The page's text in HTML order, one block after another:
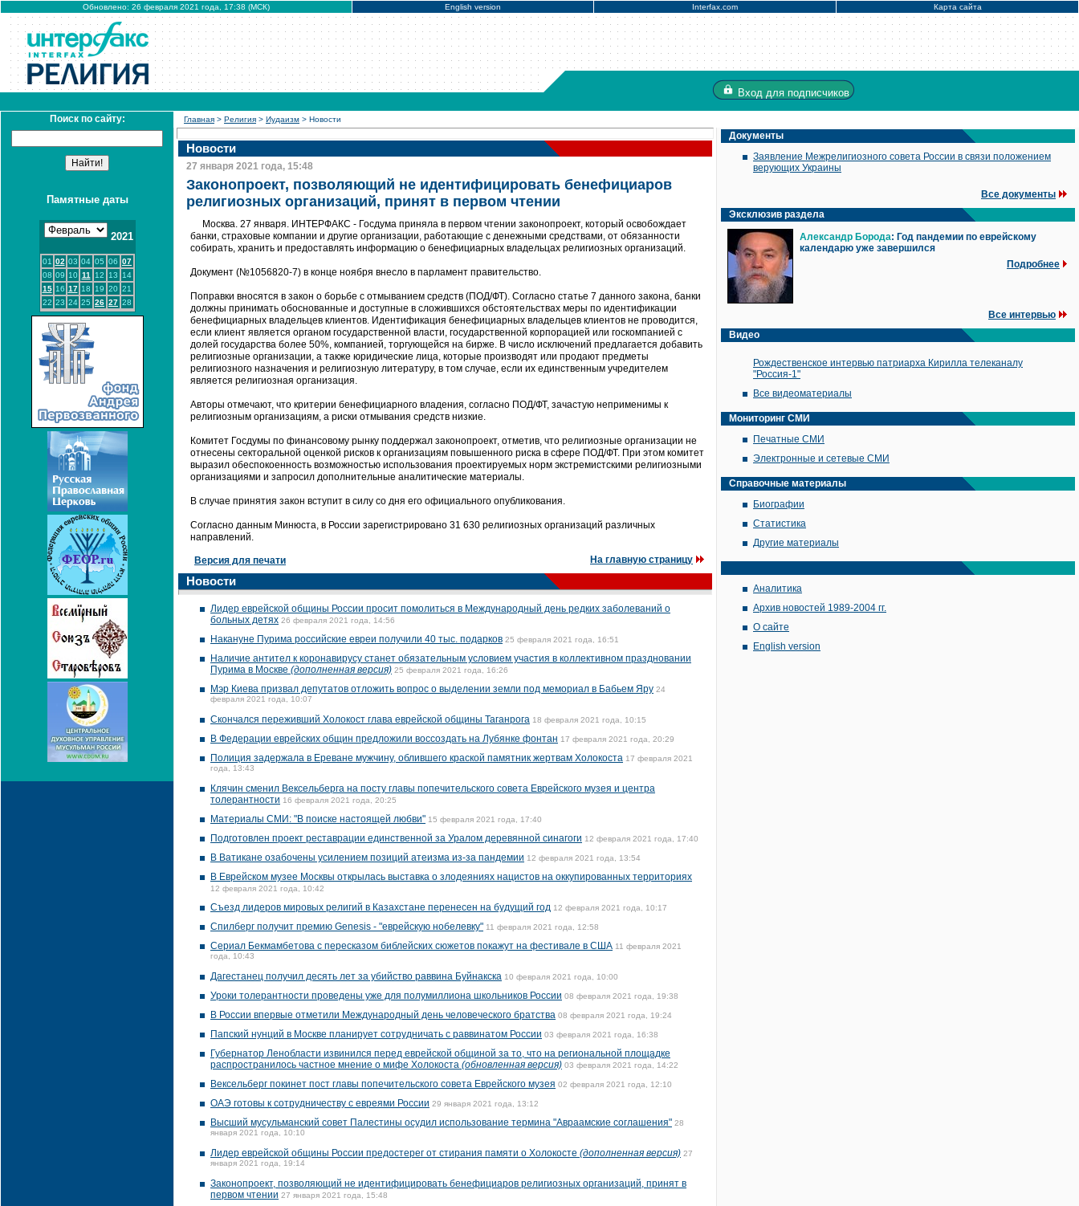
Обновлено: 26 февраля 2021 года, 17:38 (МСК) English version Interfax.com Карта сайта
Вход для подписчиков
Поиск по сайту:
Памятные даты
2021
01 02 03 04 05 06 07
08 09 10 11 12 13
14
15 16 17 18 19 20 21
22 23 24 25 26 27 28
Главная > Религия > Иудаизм > Новости
Новости
27 января 2021 года, 15:48
Законопроект, позволяющий не идентифицировать бенефициаров
религиозных организаций, принят в первом чтении
Москва. 27 января. ИНТЕРФАКС - Госдума приняла в первом чтении законопроект, который освобождает
банки, страховые компании и другие организации, работающие с денежными средствами, от обязанности
собирать, хранить и предоставлять информацию о бенефициарных владельцах религиозных организаций.
Документ (№1056820-7) в конце ноября внесло в парламент правительство.
Поправки вносятся в закон о борьбе с отмыванием средств (ПОД/ФТ). Согласно статье 7 данного закона, банки
должны принимать обоснованные и доступные в сложившихся обстоятельствах меры по идентификации
бенефициарных владельцев клиентов. Идентификация бенефициарных владельцев клиентов не проводится,
если клиент является органом государственной власти, государственной корпорацией или госкомпанией с
долей государства более 50%, компанией, торгующейся на бирже. В число исключений предлагается добавить
религиозные организации, а также юридические лица, которые производят или продают предметы
религиозного назначения и религиозную литературу, в том случае, если их единственным учредителем
является религиозная организация.
Авторы отмечают, что критерии бенефициарного владения, согласно ПОД/ФТ, зачастую неприменимы к
религиозным организациям, а риски отмывания средств низкие.
Комитет Госдумы по финансовому рынку поддержал законопроект, отметив, что религиозные организации не
отнесены секторальной оценкой рисков к организациям повышенного риска в сфере ПОД/ФТ. При этом комитет
выразил обеспокоенность возможностью использования проектируемых норм экстремистскими религиозными
организациями и запросил дополнительные аналитические материалы.
В случае принятия закон вступит в силу со дня его официального опубликования.
Согласно данным Минюста, в России зарегистрировано 31 630 религиозных организаций различных
направлений.
Версия для печати На главную страницу
Новости
Лидер еврейской общины России просит помолиться в Международный день редких заболеваний о
больных детях 26 февраля 2021 года, 14:56
Накануне Пурима российские евреи получили 40 тыс. подарков 25 февраля 2021 года, 16:51
Наличие антител к коронавирусу станет обязательным условием участия в коллективном праздновании
Пурима в Москве (дополненная версия) 25 февраля 2021 года, 16:26
Мэр Киева призвал депутатов отложить вопрос о выделении земли под мемориал в Бабьем Яру 24
февраля 2021 года, 10:07
Скончался переживший Холокост глава еврейской общины Таганрога 18 февраля 2021 года, 10:15
В Федерации еврейских общин предложили воссоздать на Лубянке фонтан 17 февраля 2021 года, 20:29
Полиция задержала в Ереване мужчину, облившего краской памятник жертвам Холокоста 17 февраля 2021
года, 13:43
Клячин сменил Вексельберга на посту главы попечительского совета Еврейского музея и центра
толерантности 16 февраля 2021 года, 20:25
Материалы СМИ: "В поиске настоящей любви" 15 февраля 2021 года, 17:40
Подготовлен проект реставрации единственной за Уралом деревянной синагоги 12 февраля 2021 года, 17:40
В Ватикане озабочены усилением позиций атеизма из-за пандемии 12 февраля 2021 года, 13:54
В Еврейском музее Москвы открылась выставка о злодеяниях нацистов на оккупированных территориях
12 февраля 2021 года, 10:42
Съезд лидеров мировых религий в Казахстане перенесен на будущий год 12 февраля 2021 года, 10:17
Спилберг получит премию Genesis - "еврейскую нобелевку" 11 февраля 2021 года, 12:58
Сериал Бекмамбетова с пересказом библейских сюжетов покажут на фестивале в США 11 февраля 2021
года, 10:43
Дагестанец получил десять лет за убийство раввина Буйнакска 10 февраля 2021 года, 10:00
Уроки толерантности проведены уже для полумиллиона школьников России 08 февраля 2021 года, 19:38
В России впервые отметили Международный день человеческого братства 08 февраля 2021 года, 19:24
Папский нунций в Москве планирует сотрудничать с раввинатом России 03 февраля 2021 года, 16:38
Губернатор Ленобласти извинился перед еврейской общиной за то, что на региональной площадке
распространилось частное мнение о мифе Холокоста (обновленная версия) 03 февраля 2021 года, 14:22
Вексельберг покинет пост главы попечительского совета Еврейского музея 02 февраля 2021 года, 12:10
ОАЭ готовы к сотрудничеству с евреями России 29 января 2021 года, 13:12
Высший мусульманский совет Палестины осудил использование термина "Авраамские соглашения" 28
января 2021 года, 10:10
Лидер еврейской общины России предостерег от стирания памяти о Холокосте (дополненная версия) 27
января 2021 года, 19:14
Законопроект, позволяющий не идентифицировать бенефициаров религиозных организаций, принят в
первом чтении 27 января 2021 года, 15:48
Документы
Заявление Межрелигиозного совета России в связи положением
верующих Украины
Все документы
Эксклюзив раздела
Александр Борода: Год пандемии по еврейскому
календарю уже завершился
Подробнее
Все интервью
Видео
Рождественское интервью патриарха Кирилла телеканалу
"Россия-1"
Все видеоматериалы
Мониторинг СМИ
Печатные СМИ
Электронные и сетевые СМИ
Справочные материалы
Биографии
Статистика
Другие материалы
Аналитика
Архив новостей 1989-2004 гг.
О сайте
English version